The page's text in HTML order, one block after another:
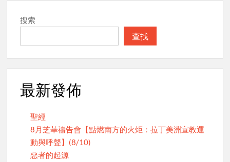
搜索
查找
最新發佈
聖經
8月芝華禱告會【點燃南方的火炬：拉丁美洲宣教運
動與呼聲】(8/10)
惡者的起源